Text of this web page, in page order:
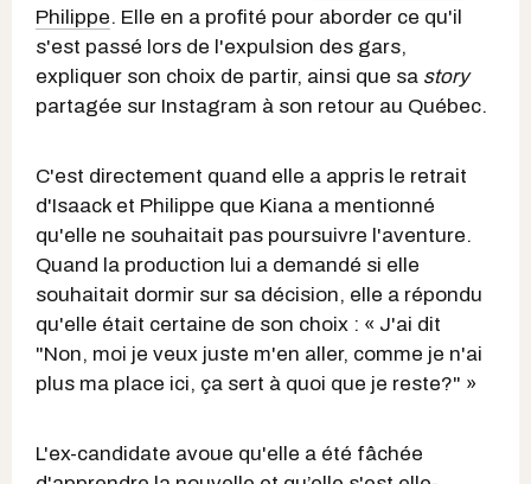
Philippe. Elle en a profité pour aborder ce qu'il
s'est passé lors de l'expulsion des gars,
expliquer son choix de partir, ainsi que sa story
partagée sur Instagram à son retour au Québec.
C'est directement quand elle a appris le retrait
d'Isaack et Philippe que Kiana a mentionné
qu'elle ne souhaitait pas poursuivre l'aventure.
Quand la production lui a demandé si elle
souhaitait dormir sur sa décision, elle a répondu
qu'elle était certaine de son choix : « J'ai dit
"Non, moi je veux juste m'en aller, comme je n'ai
plus ma place ici, ça sert à quoi que je reste?" »
L'ex-candidate avoue qu'elle a été fâchée